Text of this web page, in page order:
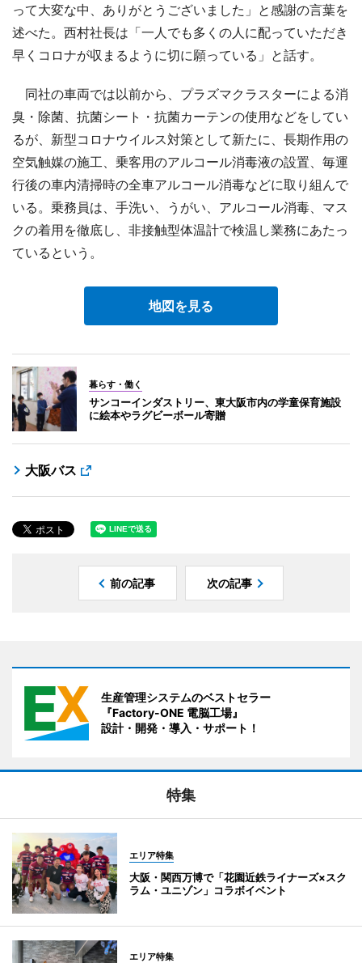
って大変な中、ありがとうございました」と感謝の言葉を
述べた。西村社長は「一人でも多くの人に配っていただき
早くコロナが収まるように切に願っている」と話す。
同社の車両では以前から、プラズマクラスターによる消
臭・除菌、抗菌シート・抗菌カーテンの使用などをしてい
るが、新型コロナウイルス対策として新たに、長期作用の
空気触媒の施工、乗客用のアルコール消毒液の設置、毎運
行後の車内清掃時の全車アルコール消毒などに取り組んで
いる。乗務員は、手洗い、うがい、アルコール消毒、マス
クの着用を徹底し、非接触型体温計で検温し業務にあたっ
ているという。
地図を見る
暮らす・働く
サンコーインダストリー、東大阪市内の学童保育施設
に絵本やラグビーボール寄贈
大阪バス
前の記事 次の記事
生産管理システムのベストセラー
『Factory-ONE 電脳工場』
設計・開発・導入・サポート！
特集
エリア特集
大阪・関西万博で「花園近鉄ライナーズ×スク
ラム・ユニゾン」コラボイベント
エリア特集